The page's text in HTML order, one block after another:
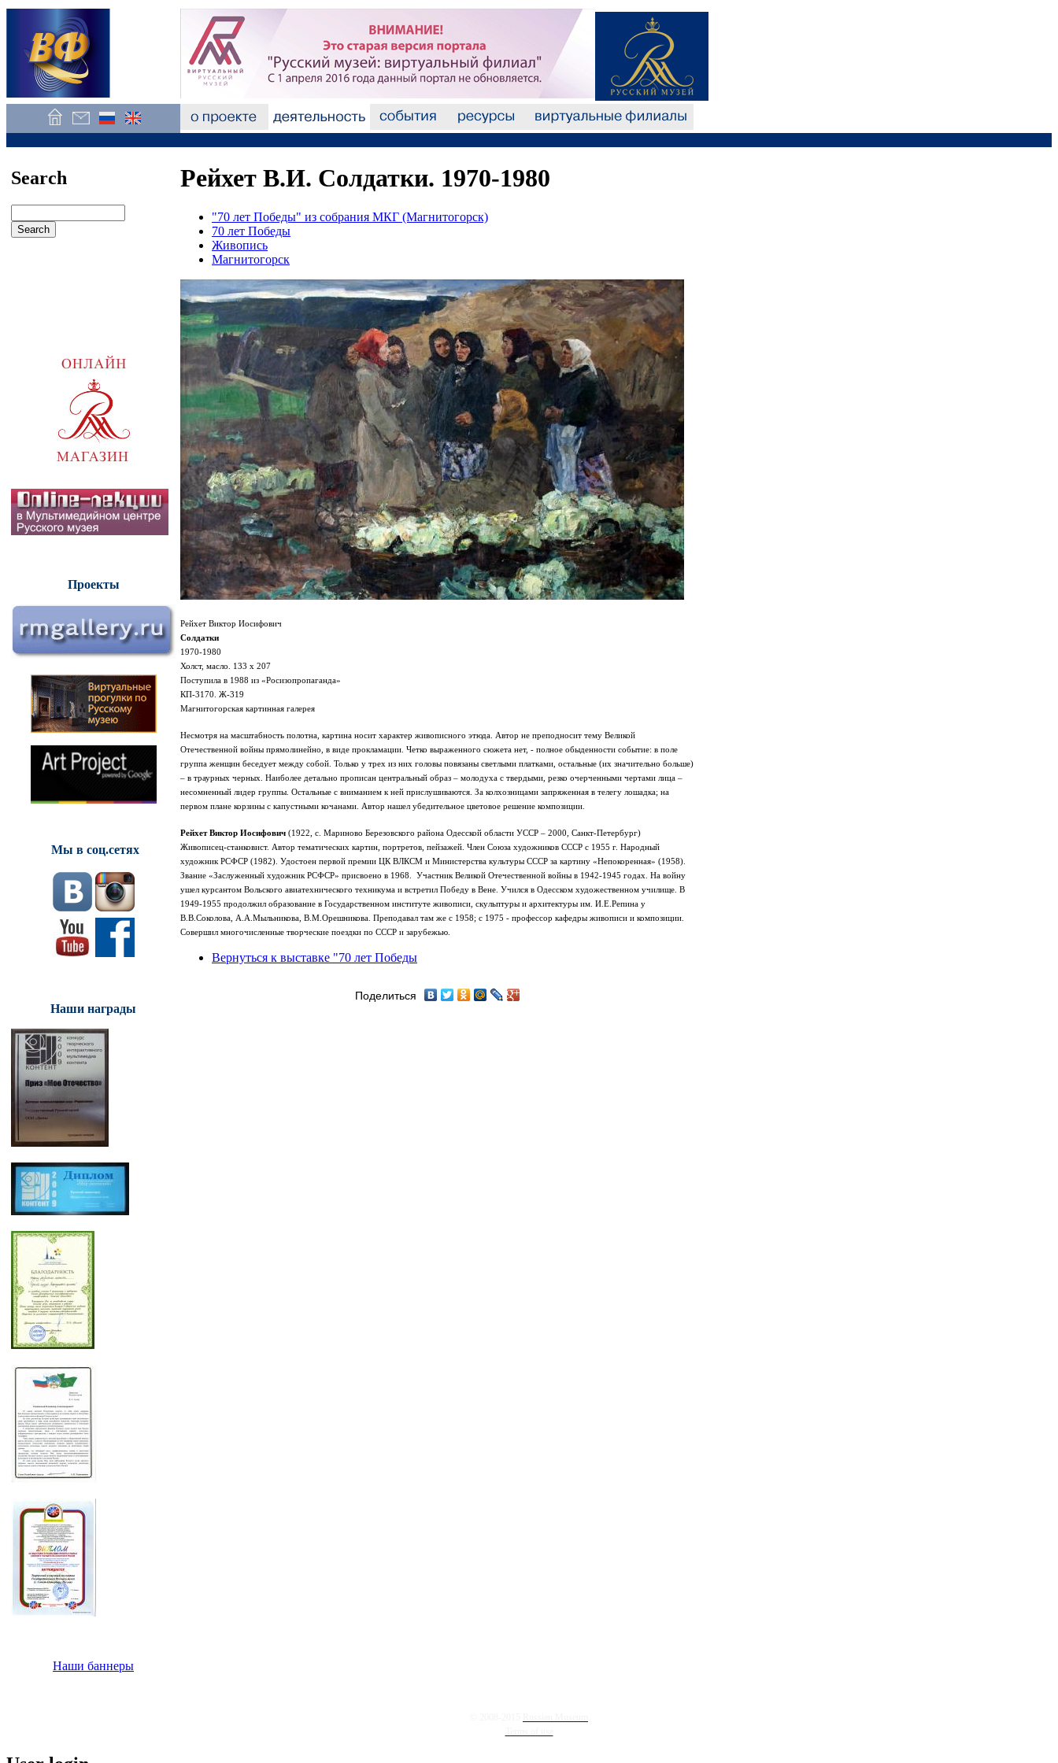
Search
Проекты
Мы в соц.сетях
Наши награды
Наши баннеры
Рейхет В.И. Солдатки. 1970-1980
"70 лет Победы" из собрания МКГ (Магнитогорск)
70 лет Победы
Живопись
Магнитогорск
Рейхет Виктор Иосифович
Солдатки
1 970-1980
Холст, масло. 133 х 207
Поступила в 1988 из «Росизопропаганда»
КП-3170. Ж-319
Магнитогорская картинная галерея
Несмотря на масштабность полотна, картина носит характер живописного этюда. Автор не преподносит тему Великой
Отечественной войны прямолинейно, в виде прокламации. Четко выраженного сюжета нет, - полное обыденности событие: в поле
группа женщин беседует между собой. Только у трех из них головы повязаны светлыми платками, остальные (их значительно больше)
– в траурных черных. Наиболее детально прописан центральный образ – молодуха с твердыми, резко очерченными чертами лица –
несомненный лидер группы. Остальные с вниманием к ней прислушиваются. За колхозницами запряженная в телегу лошадка; на
первом плане корзины с капустными кочанами. Автор нашел убедительное цветовое решение композиции.
Рейхет Виктор Иосифович (1922, с. Мариново Березовского района Одесской области УССР – 2000, Санкт-Петербург)
Живописец-станковист. Автор тематических картин, портретов, пейзажей. Член Союза художников СССР с 1955 г. Народный
художник РСФСР (1982). Удостоен первой премии ЦК ВЛКСМ и Министерства культуры СССР за картину «Непокоренная» (1958).
Звание «Заслуженный художник РСФСР» присвоено в 1968. Участник Великой Отечественной войны в 1942-1945 годах. На войну
ушел курсантом Вольского авиатехнического техникума и встретил Победу в Вене. Учился в Одесском художественном училище. В
1949-1955 продолжил образование в Государственном институте живописи, скульптуры и архитектуры им. И.Е.Репина у
В.В.Соколова, А.А.Мыльникова, В.М.Орешникова. Преподавал там же с 1958; с 1975 - профессор кафедры живописи и композиции.
Совершил многочисленные творческие поездки по СССР и зарубежью.
Вернуться к выставке "70 лет Победы
Поделиться